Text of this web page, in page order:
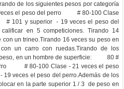
de los siguientes pesos por categoría
el peso del perro # 80-100 Clase
y superior - 19 veces el peso del
en 5 competiciones. Tirando 14
un trineo.Tirando 16 veces su peso en
un carro con ruedas.Tirando de los
peso, en un hombre de superficie: 80 #
# 80-100 Clase - 21 veces el peso
veces el peso del perro.Además de los
en la parte superior 1 / 3 de peso en